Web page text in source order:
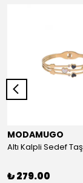
MODAMUGO
₺ 279.00